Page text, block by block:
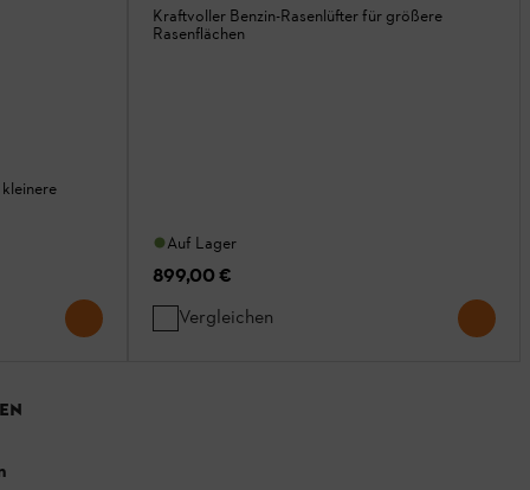
Kraftvoller Benzin-Rasenlüfter für größere
Rasenflächen
Auf Lager
899,00 €
Vergleichen